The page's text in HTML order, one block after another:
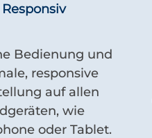
Responsiv
Bedienung und
responsive
auf allen
wie
oder Tablet.